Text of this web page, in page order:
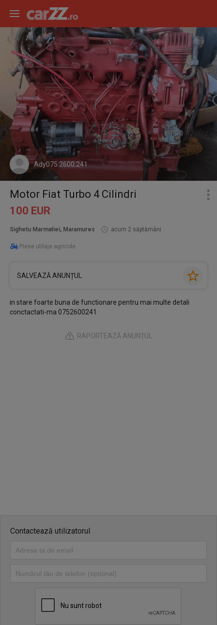
Ady075.2600.241
Motor Fiat Turbo 4 Cilindri
100 EUR
Sighetu Marmatiei, Maramures acum 2 săptămâni
Piese utilaje agricole
SALVEAZĂ ANUNȚUL
in stare foarte buna de functionare pentru mai multe detali
conctactati-ma 0752600241
RAPORTEAZĂ ANUNȚUL
Contactează utilizatorul